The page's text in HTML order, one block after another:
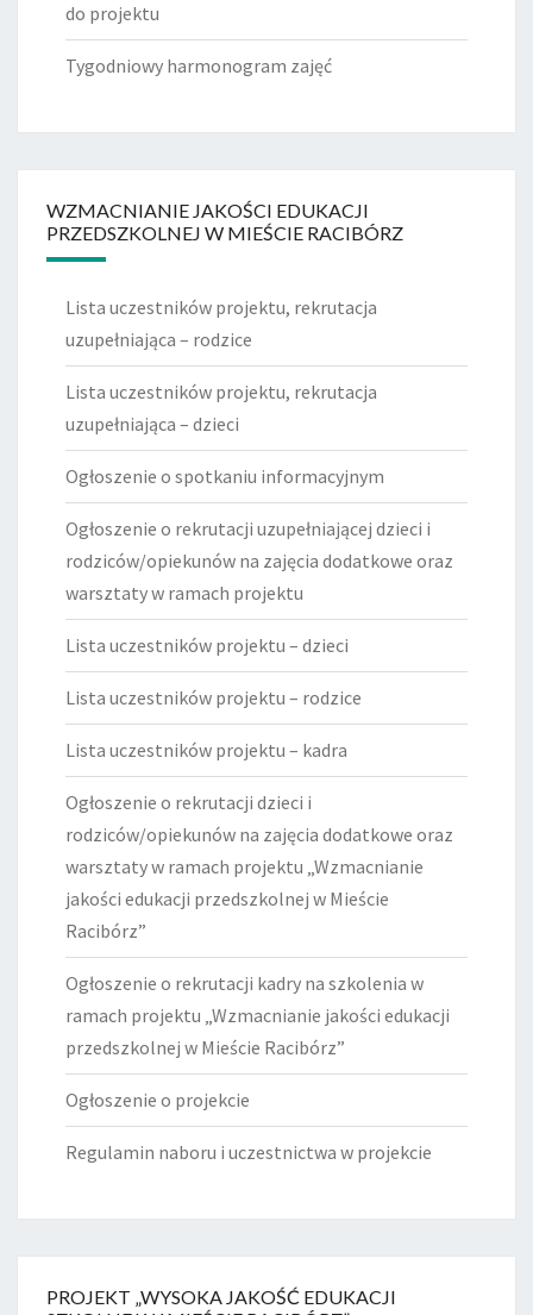
do projektu
Tygodniowy harmonogram zajęć
WZMACNIANIE JAKOŚCI EDUKACJI
PRZEDSZKOLNEJ W MIEŚCIE RACIBÓRZ
Lista uczestników projektu, rekrutacja
uzupełniająca – rodzice
Lista uczestników projektu, rekrutacja
uzupełniająca – dzieci
Ogłoszenie o spotkaniu informacyjnym
Ogłoszenie o rekrutacji uzupełniającej dzieci i
rodziców/opiekunów na zajęcia dodatkowe oraz
warsztaty w ramach projektu
Lista uczestników projektu – dzieci
Lista uczestników projektu – rodzice
Lista uczestników projektu – kadra
Ogłoszenie o rekrutacji dzieci i
rodziców/opiekunów na zajęcia dodatkowe oraz
warsztaty w ramach projektu „Wzmacnianie
jakości edukacji przedszkolnej w Mieście
Racibórz”
Ogłoszenie o rekrutacji kadry na szkolenia w
ramach projektu „Wzmacnianie jakości edukacji
przedszkolnej w Mieście Racibórz”
Ogłoszenie o projekcie
Regulamin naboru i uczestnictwa w projekcie
PROJEKT „WYSOKA JAKOŚĆ EDUKACJI